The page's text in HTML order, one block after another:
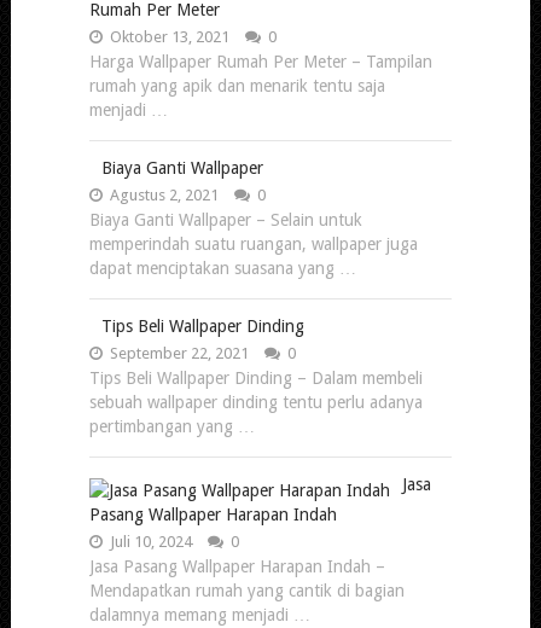
Rumah Per Meter
Oktober 13, 2021 0
Harga Wallpaper Rumah Per Meter – Tampilan
rumah yang apik dan menarik tentu saja
menjadi …
Biaya Ganti Wallpaper
Agustus 2, 2021 0
Biaya Ganti Wallpaper – Selain untuk
memperindah suatu ruangan, wallpaper juga
dapat menciptakan suasana yang …
Tips Beli Wallpaper Dinding
September 22, 2021 0
Tips Beli Wallpaper Dinding – Dalam membeli
sebuah wallpaper dinding tentu perlu adanya
pertimbangan yang …
Jasa
Pasang Wallpaper Harapan Indah
Juli 10, 2024 0
Jasa Pasang Wallpaper Harapan Indah –
Mendapatkan rumah yang cantik di bagian
dalamnya memang menjadi …